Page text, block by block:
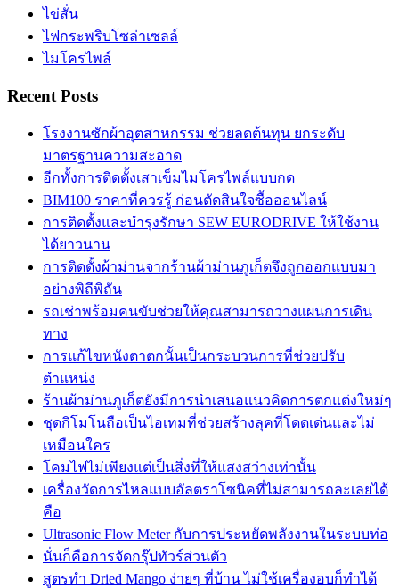
ไข่สั่น
ไฟกระพริบโซล่าเซลล์
ไมโครไพล์
Recent Posts
โรงงานซักผ้าอุตสาหกรรม ช่วยลดต้นทุน ยกระดับ
มาตรฐานความสะอาด
อีกทั้งการติดตั้งเสาเข็มไมโครไพล์แบบกด
BIM100 ราคาที่ควรรู้ ก่อนตัดสินใจซื้อออนไลน์
การติดตั้งและบำรุงรักษา SEW EURODRIVE ให้ใช้งาน
ได้ยาวนาน
การติดตั้งผ้าม่านจากร้านผ้าม่านภูเก็ตจึงถูกออกแบบมา
อย่างพิถีพิถัน
รถเช่าพร้อมคนขับช่วยให้คุณสามารถวางแผนการเดิน
ทาง
การแก้ไขหนังตาตกนั้นเป็นกระบวนการที่ช่วยปรับ
ตำแหน่ง
ร้านผ้าม่านภูเก็ตยังมีการนำเสนอแนวคิดการตกแต่งใหม่ๆ
ชุดกิโมโนถือเป็นไอเทมที่ช่วยสร้างลุคที่โดดเด่นและไม่
เหมือนใคร
โคมไฟไม่เพียงแต่เป็นสิ่งที่ให้แสงสว่างเท่านั้น
เครื่องวัดการไหลแบบอัลตราโซนิคที่ไม่สามารถละเลยได้
คือ
Ultrasonic Flow Meter กับการประหยัดพลังงานในระบบท่อ
นั่นก็คือการจัดกรุ๊ปทัวร์ส่วนตัว
สูตรทำ Dried Mango ง่ายๆ ที่บ้าน ไม่ใช้เครื่องอบก็ทำได้